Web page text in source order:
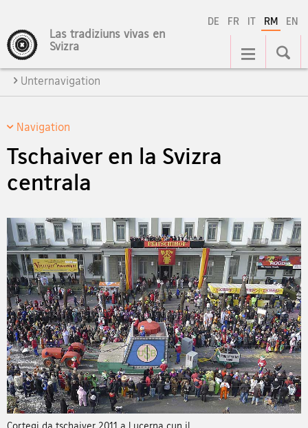
DE FR IT RM EN
Las tradiziuns vivas en
Svizra
Hauptnavigation
Unternavigation
Navigation
Tschaiver en la Svizra
centrala